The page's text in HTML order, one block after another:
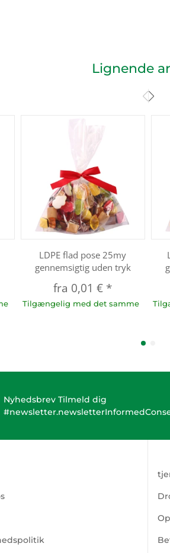
Lignende
LDPE flad pose 25my
gennemsigtig uden tryk
fra 0,01 € *
Tilgængelig med det samme
Nyhedsbrev Tilmeld dig